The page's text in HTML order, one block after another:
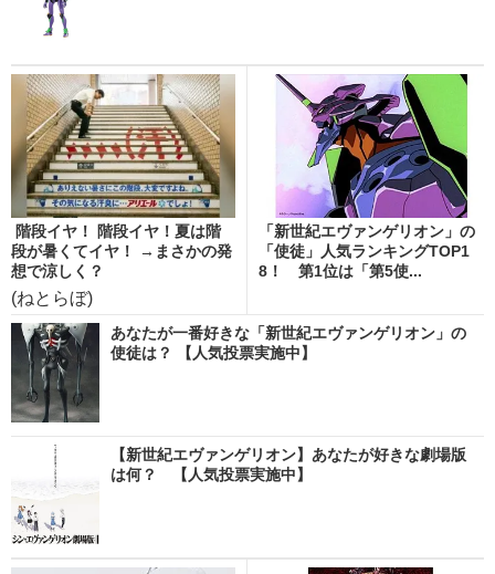
階段イヤ！ 階段イヤ！夏は階
段が暑くてイヤ！ →まさかの発
想で涼しく？
(ねとらぼ)
「新世紀エヴァンゲリオン」の
「使徒」人気ランキングTOP1
8！ 第1位は「第5使...
あなたが一番好きな「新世紀エヴァンゲリオン」の
使徒は？ 【人気投票実施中】
【新世紀エヴァンゲリオン】あなたが好きな劇場版
は何？ 【人気投票実施中】